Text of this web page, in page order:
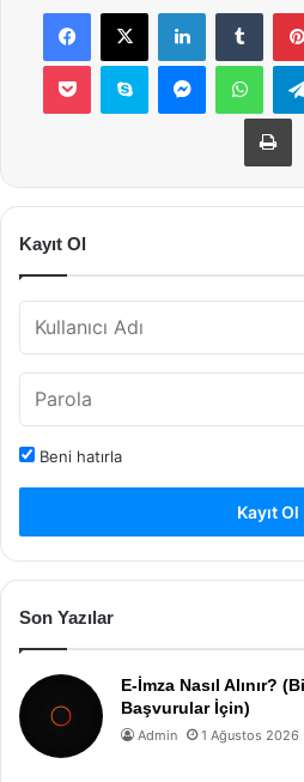
Facebook
X LinkedIn
Pocket Skype Messenger
Kayıt Ol
Beni hatırla
Kayıt Ol
Son Yazılar
E-İmza Nasıl Alınır?
Başvurular İçin)
Admin 1 Ağustos 2026